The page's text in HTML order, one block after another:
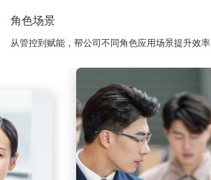
角色场景
从管控到赋能，帮公司不同角色应用场景提升效率